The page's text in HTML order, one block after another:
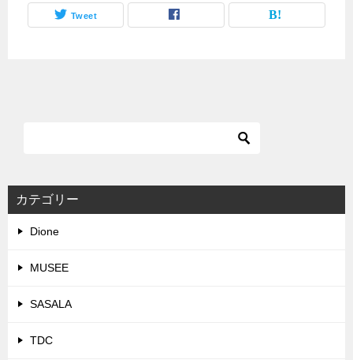
Tweet
カテゴリー
Dione
MUSEE
SASALA
TDC